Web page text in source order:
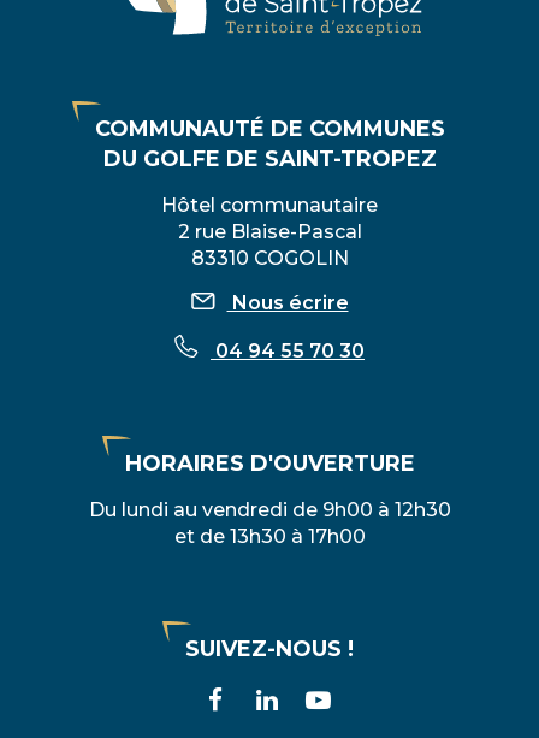
COMMUNAUTÉ DE COMMUNES
DU GOLFE DE SAINT-TROPEZ
Hôtel communautaire
2 rue Blaise-Pascal
83310 COGOLIN
Nous écrire
04 94 55 70 30
HORAIRES D'OUVERTURE
Du lundi au vendredi de 9h00 à 12h30
et de 13h30 à 17h00
SUIVEZ-NOUS !
Lien
Lien